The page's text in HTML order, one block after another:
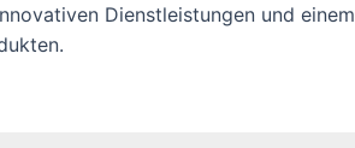
Dienstleistungen und